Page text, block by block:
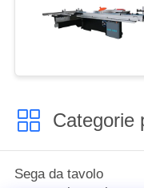
Categorie
Sega da tavolo